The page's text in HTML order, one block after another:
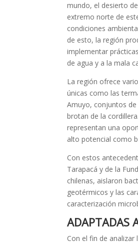
mundo, el desierto
extremo norte de
condiciones
de esto, la región
implementar
de agua y a la mala
La región ofrece
únicas como las
Amuyo, conjuntos
brotan de la
representan una
alto potencial como
Con estos
Tarapacá y de la
chilenas, aislaron
geotérmicos y las
caracterización
ADAPTADAS
Con el fin de